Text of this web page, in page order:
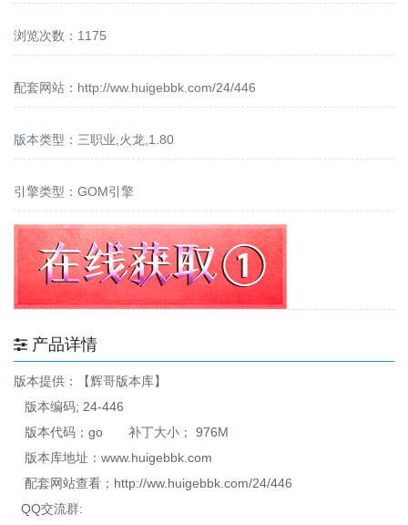
浏览次数：1175
配套网站： http://ww.huigebbk.com/24/446
版本类型：三职业,火龙,1.80
引擎类型：GOM引擎
产品详情
版本提供：【辉哥版本库】
版本编码; 24-446
版本代码；go 补丁大小； 976M
版本库地址：www.huigebbk.com
配套网站查看；http://ww.huigebbk.com/24/446
QQ交流群: